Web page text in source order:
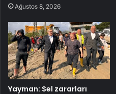
Ağustos 8, 2026
Yayman: Sel zararları